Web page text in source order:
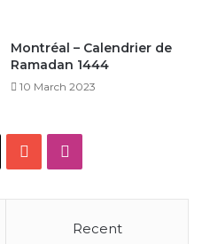
Montréal – Calendrier de
Ramadan 1444
10 March 2023
YouTube
Recent